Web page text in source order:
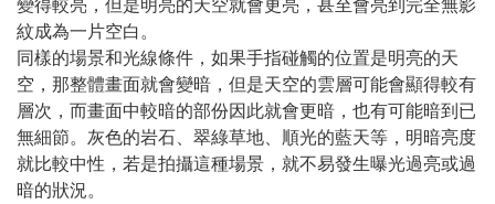
變得較亮，但是明亮的天空就會更亮，甚至會亮到完全無影
紋成為一片空白。
同樣的場景和光線條件，如果手指碰觸的位置是明亮的天
空，那整體畫面就會變暗，但是天空的雲層可能會顯得較有
層次，而畫面中較暗的部份因此就會更暗，也有可能暗到已
無細節。灰色的岩石、翠綠草地、順光的藍天等，明暗亮度
就比較中性，若是拍攝這種場景，就不易發生曝光過亮或過
暗的狀況。